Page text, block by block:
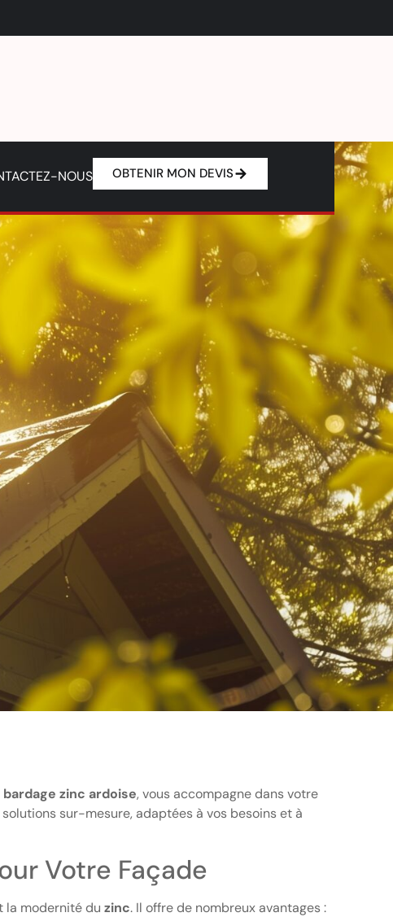
NOUS OBTENIR MON DEVIS
bardage zinc ardoise, vous accompagne dans votre
sur-mesure, adaptées à vos besoins et à
Votre Façade
la modernité du zinc. Il offre de nombreux avantages :